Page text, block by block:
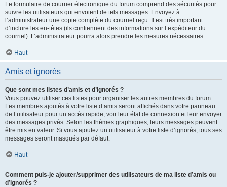
Le formulaire de courrier électronique du forum comprend des sécurités pour
suivre les utilisateurs qui envoient de tels messages. Envoyez à
l’administrateur une copie complète du courriel reçu. Il est très important
d’inclure les en-têtes (ils contiennent des informations sur l’expéditeur du
courriel). L’administrateur pourra alors prendre les mesures nécessaires.
Haut
Amis et ignorés
Que sont mes listes d’amis et d’ignorés ?
Vous pouvez utiliser ces listes pour organiser les autres membres du forum.
Les membres ajoutés à votre liste d’amis seront affichés dans votre panneau
de l’utilisateur pour un accès rapide, voir leur état de connexion et leur envoyer
des messages privés. Selon les thèmes graphiques, leurs messages peuvent
être mis en valeur. Si vous ajoutez un utilisateur à votre liste d’ignorés, tous ses
messages seront masqués par défaut.
Haut
Comment puis-je ajouter/supprimer des utilisateurs de ma liste d’amis ou
d’ignorés ?